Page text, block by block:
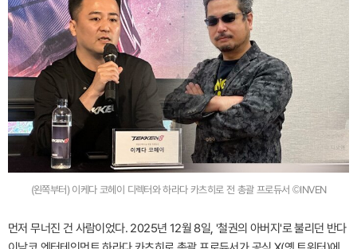
(왼쪽부터) 이케다 코헤이 디렉터와 하라다 카츠히로 전 총괄 프로듀서 ©INVEN
먼저 무너진 건 사람이었다. 2025년 12월 8일, '철권의 아버지'로 불리던 반다